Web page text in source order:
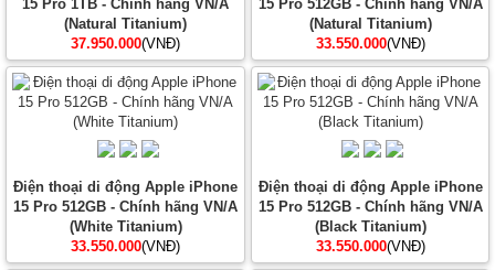
15 Pro 1TB - Chính hãng VN/A
(Natural Titanium)
37.950.000(VNĐ)
15 Pro 512GB - Chính hãng VN/A
(Natural Titanium)
33.550.000(VNĐ)
Điện thoại di động Apple iPhone
15 Pro 512GB - Chính hãng VN/A
(White Titanium)
33.550.000(VNĐ)
Điện thoại di động Apple iPhone
15 Pro 512GB - Chính hãng VN/A
(Black Titanium)
33.550.000(VNĐ)